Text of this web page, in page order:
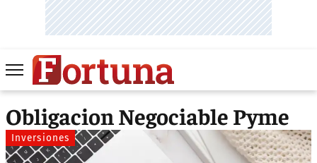
Obligacion Negociable Pyme
Inversiones